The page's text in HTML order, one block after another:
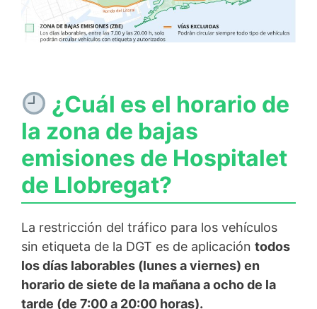
¿Cuál es el horario de
la zona de bajas
emisiones de Hospitalet
de Llobregat?
La restricción del tráfico para los vehículos
sin etiqueta de la DGT es de aplicación todos
los días laborables (lunes a viernes) en
horario de siete de la mañana a ocho de la
tarde (de 7:00 a 20:00 horas).